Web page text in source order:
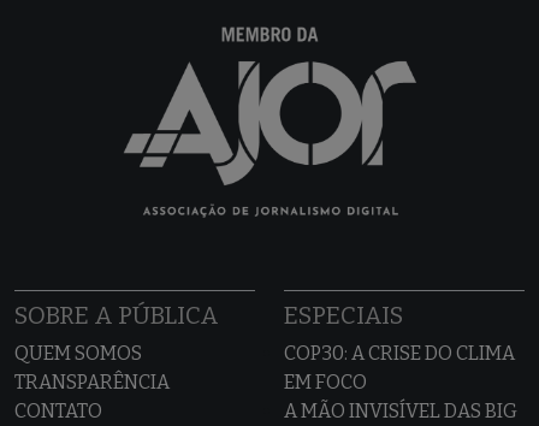
SOBRE A PÚBLICA
QUEM SOMOS
TRANSPARÊNCIA
CONTATO
ESPECIAIS
COP30: A CRISE DO CLIMA
EM FOCO
A MÃO INVISÍVEL DAS BIG